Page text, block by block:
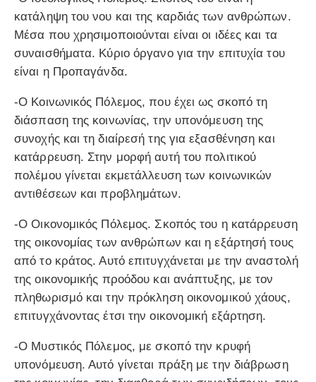
κατάληψη του νου και της καρδιάς των ανθρώπων.
Μέσα που χρησιμοποιούνται είναι οι ιδέες και τα
συναισθήματα. Κύριο όργανο για την επιτυχία του
είναι η Προπαγάνδα.
-Ο Κοινωνικός Πόλεμος, που έχει ως σκοπό τη
διάσπαση της κοινωνίας, την υπονόμευση της
συνοχής και τη διαίρεσή της για εξασθένηση και
κατάρρευση. Στην μορφή αυτή του πολιτικού
πολέμου γίνεται εκμετάλλευση των κοινωνικών
αντιθέσεων και προβλημάτων.
-Ο Οικονομικός Πόλεμος. Σκοπός του η κατάρρευση
της οικονομίας των ανθρώπων και η εξάρτησή τους
από το κράτος. Αυτό επιτυγχάνεται με την αναστολή
της οικονομικής προόδου και ανάπτυξης, με τον
πληθωρισμό και την πρόκληση οικονομικού χάους,
επιτυγχάνοντας έτσι την οικονομική εξάρτηση.
-Ο Μυστικός Πόλεμος, με σκοπό την κρυφή
υπονόμευση. Αυτό γίνεται πράξη με την διάβρωση